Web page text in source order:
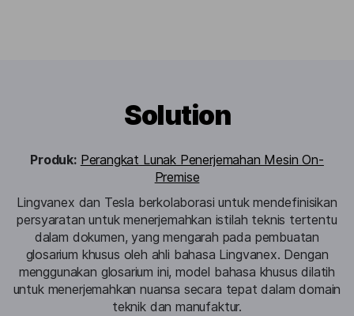
Solution
Produk: Perangkat Lunak Penerjemahan Mesin On-
Premise
Lingvanex dan Tesla berkolaborasi untuk mendefinisikan
persyaratan untuk menerjemahkan istilah teknis tertentu
dalam dokumen, yang mengarah pada pembuatan
glosarium khusus oleh ahli bahasa Lingvanex. Dengan
menggunakan glosarium ini, model bahasa khusus dilatih
untuk menerjemahkan nuansa secara tepat dalam domain
teknik dan manufaktur.